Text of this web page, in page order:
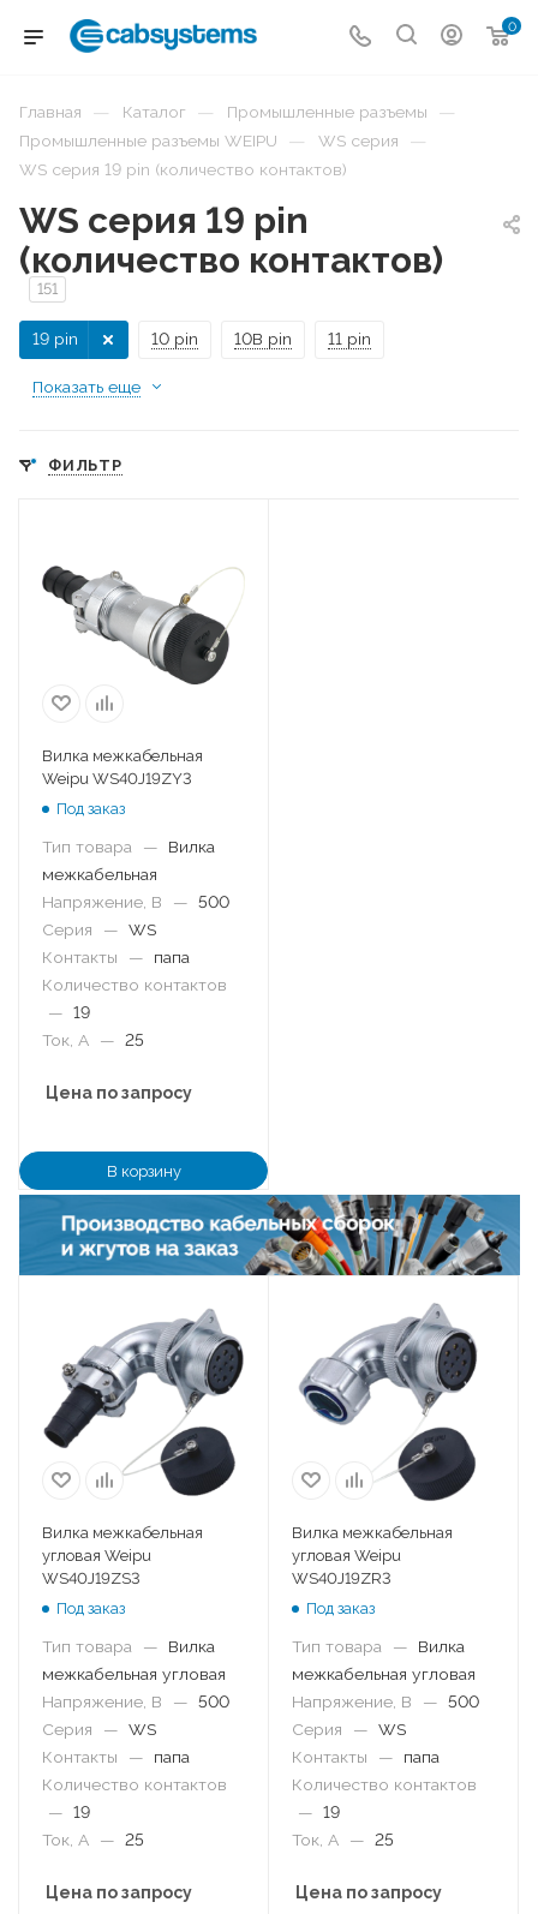
0
Главная — Каталог — Промышленные разъемы —
Промышленные разъемы WEIPU — WS серия —
WS серия 19 pin (количество контактов)
WS серия 19 pin
(количество контактов)
151
10 pin 10B pin 11 pin
19 pin
Показать еще
ФИЛЬТР
Вилка межкабельная
Weipu WS40J19ZY3
Под заказ
Тип товара —
Вилка
межкабельная
Напряжение, В
— 500
Серия
— WS
Контакты
—
папа
Количество контактов
— 19
Ток, А
— 25
Цена по запросу
В корзину
Вилка межкабельная
угловая Weipu
WS40J19ZS3
Под заказ
Тип товара —
Вилка
межкабельная угловая
Напряжение, В
— 500
Серия
— WS
Контакты
—
папа
Количество контактов
— 19
Ток, А
— 25
Цена по запросу
Вилка межкабельная
угловая Weipu
WS40J19ZR3
Под заказ
Тип товара —
Вилка
межкабельная угловая
Напряжение, В
— 500
Серия
— WS
Контакты
—
папа
Количество контактов
— 19
Ток, А
— 25
Цена по запросу